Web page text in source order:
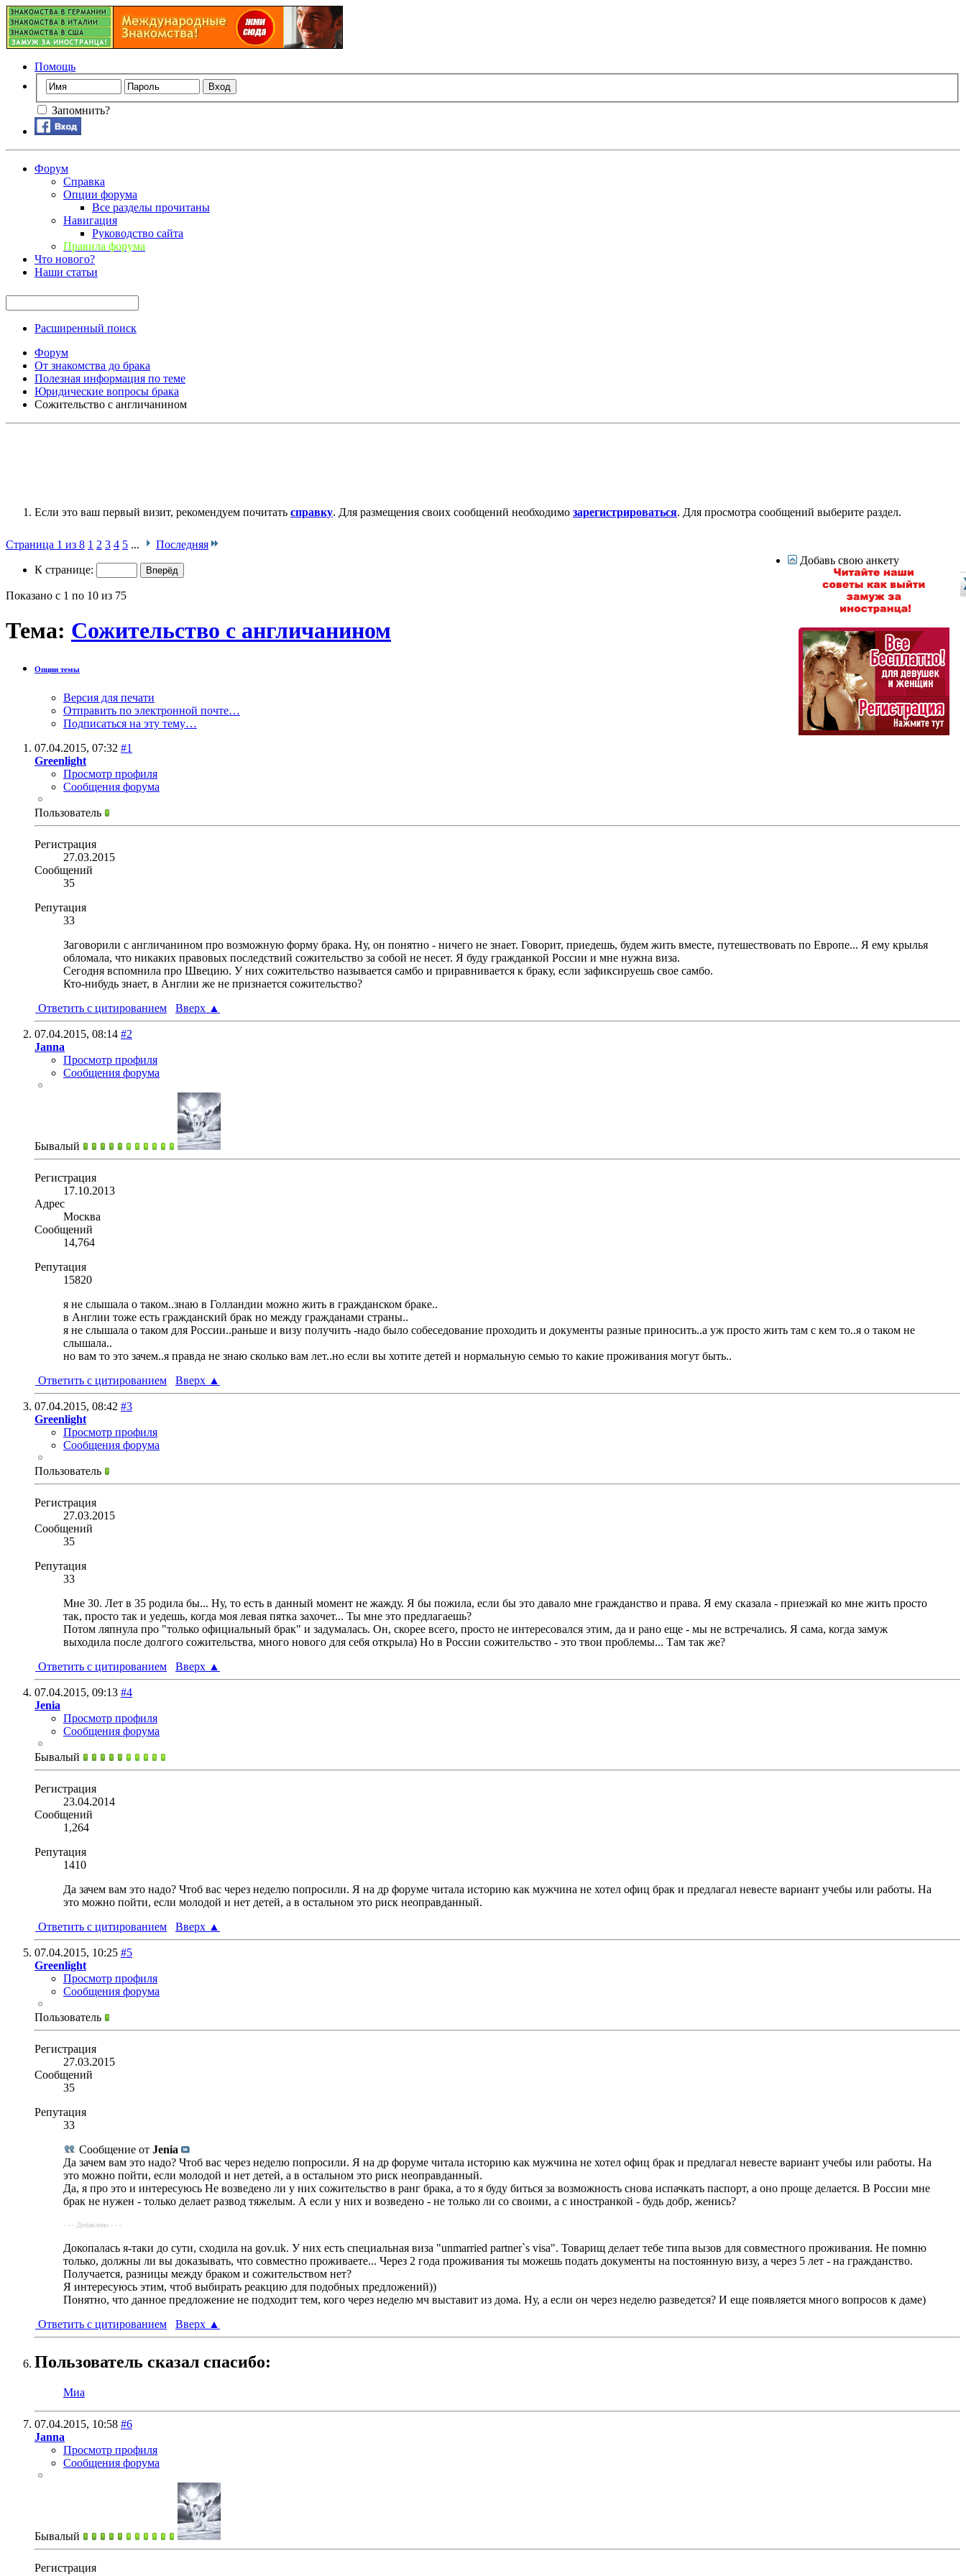
Помощь
Запомнить?
Форум
Справка
Опции форума
Все разделы прочитаны
Навигация
Руководство сайта
Правила форума
Что нового?
Наши статьи
Расширенный поиск
Форум
От знакомства до брака
Полезная информация по теме
Юридические вопросы брака
Сожительство с англичанином
Если это ваш первый визит, рекомендуем почитать справку. Для размещения своих сообщений необходимо зарегистрироваться. Для просмотра сообщений выберите раздел.
Страница 1 из 8 1 2 3 4 5 ... Последняя
К странице:
Показано с 1 по 10 из 75
Тема: Сожительство с англичанином
Опции темы
Версия для печати
Отправить по электронной почте…
Подписаться на эту тему…
07.04.2015, 07:32 #1
Greenlight
Просмотр профиля
Сообщения форума
Пользователь
Регистрация
27.03.2015
Сообщений
35
Репутация
33
Заговорили с англичанином про возможную форму брака. Ну, он понятно - ничего не знает. Говорит, приедешь, будем жить вместе, путешествовать по Европе... Я ему крылья
обломала, что никаких правовых последствий сожительство за собой не несет. Я буду гражданкой России и мне нужна виза.
Сегодня вспомнила про Швецию. У них сожительство называется самбо и приравнивается к браку, если зафиксируешь свое самбо.
Кто-нибудь знает, в Англии же не признается сожительство?
Ответить с цитированием
Вверх ▲
07.04.2015, 08:14 #2
Janna
Просмотр профиля
Сообщения форума
Бывалый
Регистрация
17.10.2013
Адрес
Москва
Сообщений
14,764
Репутация
15820
я не слышала о таком..знаю в Голландии можно жить в гражданском браке..
в Англии тоже есть гражданский брак но между гражданами страны..
я не слышала о таком для России..раньше и визу получить -надо было собеседование проходить и документы разные приносить..а уж просто жить там с кем то..я о таком не
слышала..
но вам то это зачем..я правда не знаю сколько вам лет..но если вы хотите детей и нормальную семью то какие проживания могут быть..
Ответить с цитированием
Вверх ▲
07.04.2015, 08:42 #3
Greenlight
Просмотр профиля
Сообщения форума
Пользователь
Регистрация
27.03.2015
Сообщений
35
Репутация
33
Мне 30. Лет в 35 родила бы... Ну, то есть в данный момент не жажду. Я бы пожила, если бы это давало мне гражданство и права. Я ему сказала - приезжай ко мне жить просто
так, просто так и уедешь, когда моя левая пятка захочет... Ты мне это предлагаешь?
Потом ляпнула про "только официальный брак" и задумалась. Он, скорее всего, просто не интересовался этим, да и рано еще - мы не встречались. Я сама, когда замуж
выходила после долгого сожительства, много нового для себя открыла) Но в России сожительство - это твои проблемы... Там так же?
Ответить с цитированием
Вверх ▲
07.04.2015, 09:13 #4
Jenia
Просмотр профиля
Сообщения форума
Бывалый
Регистрация
23.04.2014
Сообщений
1,264
Репутация
1410
Да зачем вам это надо? Чтоб вас через неделю попросили. Я на др форуме читала историю как мужчина не хотел офиц брак и предлагал невесте вариант учебы или работы. На
это можно пойти, если молодой и нет детей, а в остальном это риск неоправданный.
Ответить с цитированием
Вверх ▲
07.04.2015, 10:25 #5
Greenlight
Просмотр профиля
Сообщения форума
Пользователь
Регистрация
27.03.2015
Сообщений
35
Репутация
33
Сообщение от Jenia
Да зачем вам это надо? Чтоб вас через неделю попросили. Я на др форуме читала историю как мужчина не хотел офиц брак и предлагал невесте вариант учебы или работы. На
это можно пойти, если молодой и нет детей, а в остальном это риск неоправданный.
Да, я про это и интересуюсь Не возведено ли у них сожительство в ранг брака, а то я буду биться за возможность снова испачкать паспорт, а оно проще делается. В России мне
брак не нужен - только делает развод тяжелым. А если у них и возведено - не только ли со своими, а с иностранкой - будь добр, женись?
- - - Добавлено - - -
Докопалась я-таки до сути, сходила на gov.uk. У них есть специальная виза "unmarried partner`s visa". Товарищ делает тебе типа вызов для совместного проживания. Не помню
только, должны ли вы доказывать, что совместно проживаете... Через 2 года проживания ты можешь подать документы на постоянную визу, а через 5 лет - на гражданство.
Получается, разницы между браком и сожительством нет?
Я интересуюсь этим, чтоб выбирать реакцию для подобных предложений))
Понятно, что данное предложение не подходит тем, кого через неделю мч выставит из дома. Ну, а если он через неделю разведется? И еще появляется много вопросов к даме)
Ответить с цитированием
Вверх ▲
Пользователь сказал cпасибо:
Миа
07.04.2015, 10:58 #6
Janna
Просмотр профиля
Сообщения форума
Бывалый
Регистрация
Добавь свою анкету